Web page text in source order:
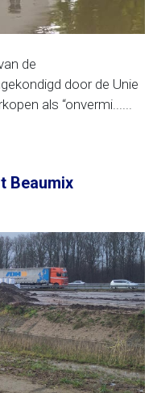
de
door de Unie
als “onvermi......
Beaumix